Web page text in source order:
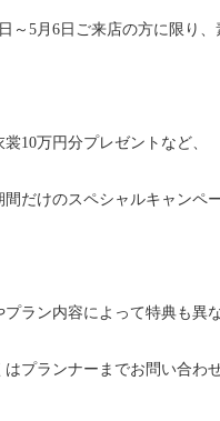
～5月6日ご来店の方に限り
裳10万円分プレゼントなど、
間だけのスペシャルキャンペ
プラン内容によって特典も異
はプランナーまでお問い合わ